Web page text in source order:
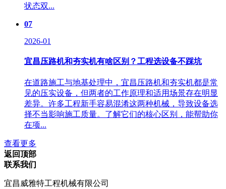
状态双...
07
2026-01
宜昌压路机和夯实机有啥区别？工程选设备不踩坑
在道路施工与地基处理中，宜昌压路机和夯实机都是常
见的压实设备，但两者的工作原理和适用场景存在明显
差异。许多工程新手容易混淆这两种机械，导致设备选
择不当影响施工质量。了解它们的核心区别，能帮助你
在项...
查看更多
返回顶部
联系我们
宜昌威雅特工程机械有限公司